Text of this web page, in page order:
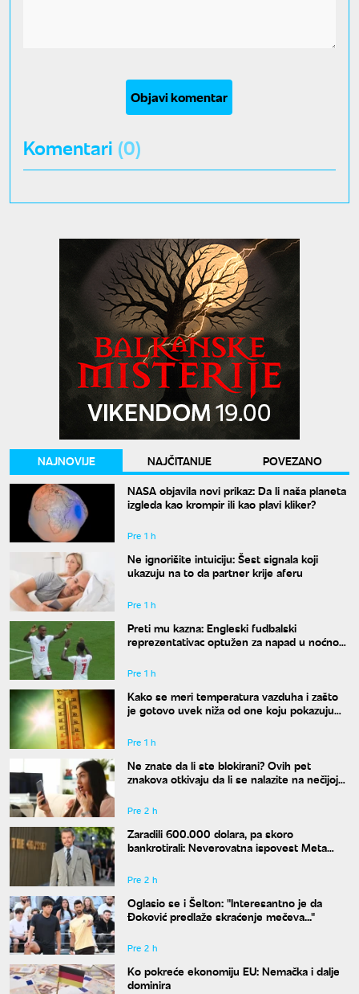
Objavi komentar
Komentari (0)
NAJNOVIJE NAJČITANIJE
POVEZANO
NASA objavila novi prikaz: Da li naša planeta
izgleda kao krompir ili kao plavi kliker?
Pre 1 h
Ne ignorišite intuiciju: Šest signala koji
ukazuju na to da partner krije aferu
Pre 1 h
Preti mu kazna: Engleski fudbalski
reprezentativac optužen za napad u noćnom
Pre 1 h
Kako se meri temperatura vazduha i zašto
je gotovo uvek niža od one koju pokazuju
Pre 1 h
Ne znate da li ste blokirani? Ovih pet
znakova otkivaju da li se nalazite na nečijoj
Pre 2 h
Zaradili 600.000 dolara, pa skoro
bankrotirali: Neverovatna ispovest Meta
Pre 2 h
Oglasio se i Šelton: "Interesantno je da
Đoković predlaže skraćenje mečeva..."
Pre 2 h
Ko pokreće ekonomiju EU: Nemačka i dalje
dominira